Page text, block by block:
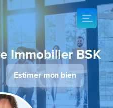
Immobilier BSK
Estimer mon bien